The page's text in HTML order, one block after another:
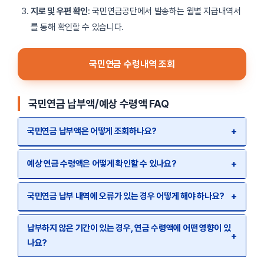
지로 및 우편 확인: 국민연금공단에서 발송하는 월별 지급내역서
를 통해 확인할 수 있습니다.
국민연금 수령내역 조회
국민연금 납부액/예상 수령액 FAQ
국민연금 납부액은 어떻게 조회하나요? +
예상 연금 수령액은 어떻게 확인할 수 있나요? +
국민연금 납부 내역에 오류가 있는 경우 어떻게 해야 하나요? +
납부하지 않은 기간이 있는 경우, 연금 수령액에 어떤 영향이 있
나요?
+